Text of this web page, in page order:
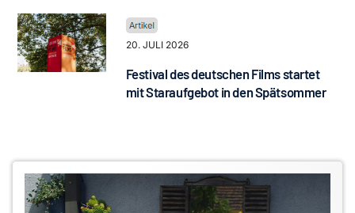
20. JULI 2026
Festival des deutschen Films startet
mit Staraufgebot in den Spätsommer